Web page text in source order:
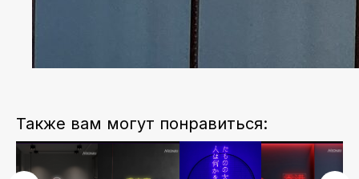
Также вам могут понравиться: